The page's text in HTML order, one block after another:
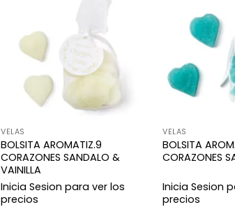
VELAS
BOLSITA AROMATIZ.9
CORAZONES SANDALO &
VAINILLA
Inicia Sesion para ver los
precios
VELAS
BOLSITA
CORAZONES
Inicia Sesion
precios